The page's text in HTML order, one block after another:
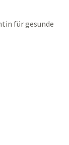
für gesunde